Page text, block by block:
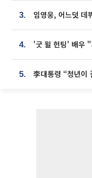
3.
4.
5.